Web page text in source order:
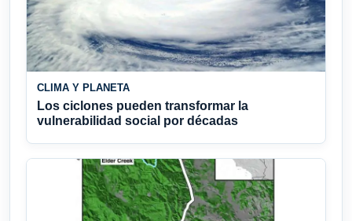
CLIMA Y PLANETA
Los ciclones pueden transformar la
vulnerabilidad social por décadas